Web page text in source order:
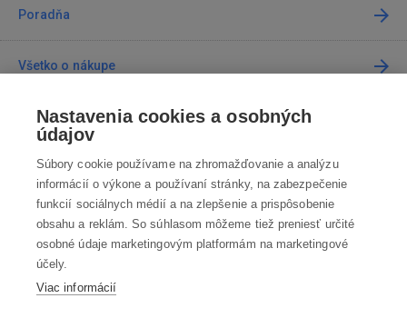
Poradňa
Všetko o nákupe
Predajne
Kontakt
Kontaktujte nás
info@robotworld.sk
02 / 205 103 00
Nastavenia cookies a osobných
údajov
Súbory cookie používame na zhromažďovanie a analýzu
informácií o výkone a používaní stránky, na zabezpečenie
funkcií sociálnych médií a na zlepšenie a prispôsobenie
obsahu a reklám. So súhlasom môžeme tiež preniesť určité
osobné údaje marketingovým platformám na marketingové
účely.
Viac informácií